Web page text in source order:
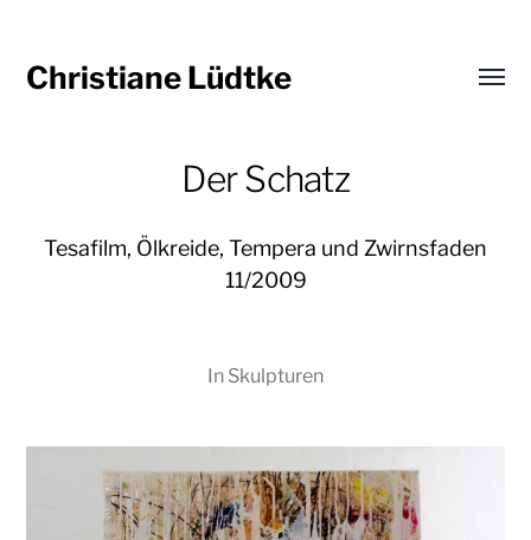
Christiane Lüdtke
Menü
Der Schatz
Tesafilm, Ölkreide, Tempera und Zwirnsfaden
11/2009
In Skulpturen